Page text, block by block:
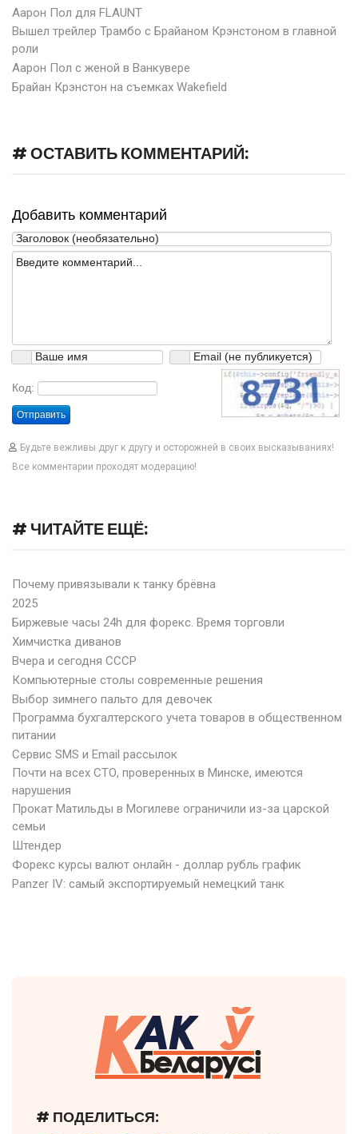
Аарон Пол для FLAUNT
Вышел трейлер Трамбо с Брайаном Крэнстоном в главной
роли
Аарон Пол с женой в Ванкувере
Брайан Крэнстон на съемках Wakefield
# ОСТАВИТЬ КОММЕНТАРИЙ:
Добавить комментарий
Код:
Отправить
Будьте вежливы друг к другу и осторожней в своих высказываниях!
Все комментарии проходят модерацию!
# ЧИТАЙТЕ ЕЩЁ:
Почему привязывали к танку брёвна
2025
Биржевые часы 24h для форекс. Время торговли
Химчистка диванов
Вчера и сегодня СССР
Компьютерные столы современные решения
Выбор зимнего пальто для девочек
Программа бухгалтерского учета товаров в общественном
питании
Сервис SMS и Email рассылок
Почти на всех СТО, проверенных в Минске, имеются
нарушения
Прокат Матильды в Могилеве ограничили из-за царской
семьи
Штендер
Форекс курсы валют онлайн - доллар рубль график
Panzer IV: самый экспортируемый немецкий танк
# ПОДЕЛИТЬСЯ: